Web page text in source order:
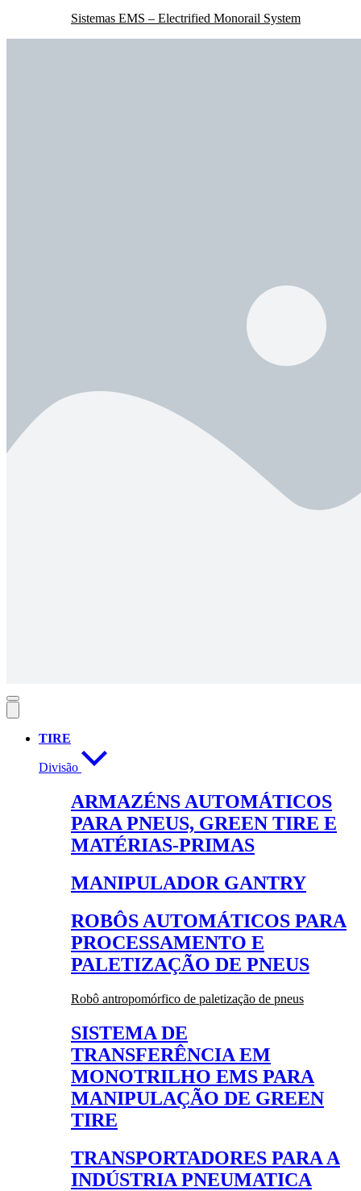
Sistemas EMS – Electrified Monorail System
TIRE
Divisão
ARMAZÉNS AUTOMÁTICOS
PARA PNEUS, GREEN TIRE E
MATÉRIAS-PRIMAS
MANIPULADOR GANTRY
ROBÔS AUTOMÁTICOS PARA
PROCESSAMENTO E
PALETIZAÇÃO DE PNEUS
Robô antropomórfico de paletização de pneus
SISTEMA DE
TRANSFERÊNCIA EM
MONOTRILHO EMS PARA
MANIPULAÇÃO DE GREEN
TIRE
TRANSPORTADORES PARA A
INDÚSTRIA PNEUMATICA